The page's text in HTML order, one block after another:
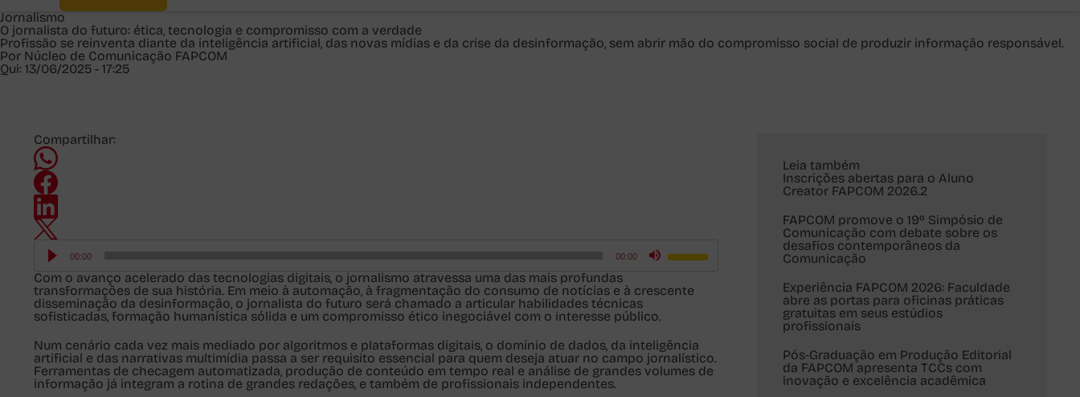
Jornalismo
O jornalista do futuro: ética, tecnologia e compromisso com a verdade
Profissão se reinventa diante da inteligência artificial, das novas mídias e da crise da desinformação, sem abrir mão do compromisso social de produzir informação responsável.
Por Núcleo de Comunicação FAPCOM
Qui: 13/06/2025 - 17:25
Compartilhar:
Tocador
áudio
00:00 00:00
as
para
cima
para
aumentar
ou
Com o avanço acelerado das tecnologias digitais, o jornalismo atravessa uma das mais profundas
transformações de sua história. Em meio à automação, à fragmentação do consumo de notícias e à crescente
disseminação da desinformação, o jornalista do futuro será chamado a articular habilidades técnicas
sofisticadas , formação humanística sólida e um compromisso ético inegociável com o interesse público.
Num cenário cada vez mais mediado por algoritmos e plataformas digitais, o domínio de dados , da inteligência
artificial e das narrativas multimídia passa a ser requisito essencial para quem deseja atuar no campo jornalístico.
Ferramentas de checagem automatizada, produção de conteúdo em tempo real e análise de grandes volumes de
informação já integram a rotina de grandes redações, e também de profissionais independentes.
Leia também
Inscrições abertas para o Aluno
Creator FAPCOM 2026.2
FAPCOM promove o 19º Simpósio de
Comunicação com debate sobre os
desafios contemporâneos da
Comunicação
Experiência FAPCOM 2026: Faculdade
abre as portas para oficinas práticas
gratuitas em seus estúdios
profissionais
Pós-Graduação em Produção Editorial
da FAPCOM apresenta TCCs com
inovação e excelência acadêmica